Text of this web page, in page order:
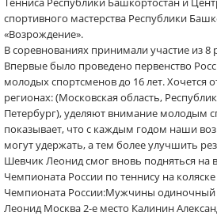
спортивного мастерства Республики
«Возрождение».
В соревнованиях принимали участие из
Впервые было проведено первенство
молодых спортсменов до 16 лет. Хочется
регионах: (Московская область,
Петербург), уделяют внимание молодым
показывает, что с каждым годом наши
могут удержать, а тем более улучшить
Шевчик Леонид смог вновь подняться на
Чемпионата России по теннису на коляске
Чемпионата России:Мужчины одиночный
Леонид Москва 2-е место Калинин